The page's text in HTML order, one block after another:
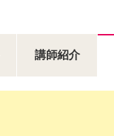
講師紹介